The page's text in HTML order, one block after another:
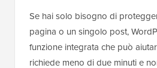
Se hai solo bisogno di
pagina o un singolo post,
funzione integrata che può
richiede meno di due minuti e